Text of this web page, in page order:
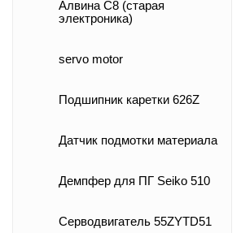
Алвина С8 (старая
электроника)
servo motor
Подшипник каретки 626Z
Датчик подмотки материала
Демпфер для ПГ Seiko 510
Серводвигатель 55ZYTD51